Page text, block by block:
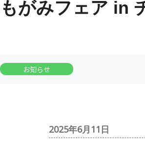
もがみフェア in
お知らせ
2025年6月11日